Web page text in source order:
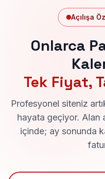
Açılışa
Onlarca
Tek Fiyat,
Profesyonel siteniz
hayata geçiyor. Alan
içinde; ay sonunda